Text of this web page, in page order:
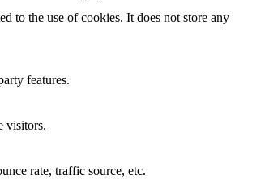
to the use of cookies. It does not store any
features.
visitors.
rate, traffic source, etc.